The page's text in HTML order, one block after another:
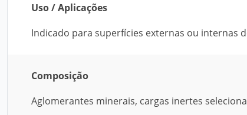
Uso / Aplicações
Indicado para superfícies externas ou internas
Composição
Aglomerantes minerais, cargas inertes